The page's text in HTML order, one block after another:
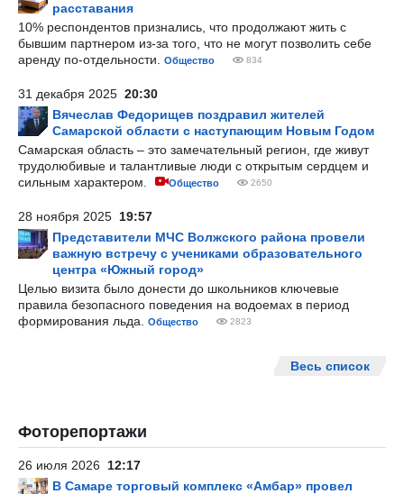
расставания
10% респондентов признались, что продолжают жить с
бывшим партнером из-за того, что не могут позволить себе
аренду по-отдельности.
Общество 834
31 декабря 2025 20:30
Вячеслав Федорищев поздравил жителей
Самарской области с наступающим Новым Годом
Самарская область – это замечательный регион, где живут
трудолюбивые и талантливые люди с открытым сердцем и
сильным характером.
Общество 2650
28 ноября 2025 19:57
Представители МЧС Волжского района провели
важную встречу с учениками образовательного
центра «Южный город»
Целью визита было донести до школьников ключевые
правила безопасного поведения на водоемах в период
формирования льда.
Общество 2823
Весь список
Фоторепортажи
26 июля 2026 12:17
В Самаре торговый комплекс «Амбар» провел